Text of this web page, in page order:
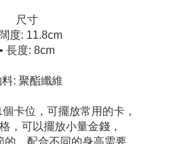
尺寸
度: 11.8cm
• 長度: 8cm
: 聚酯纖維
卡位，可擺放常用的卡，
，可以擺放小量金錢，
，配合不同的身高需要。